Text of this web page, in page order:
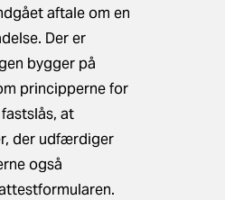
aftale om en
Der er
bygger på
principperne for
at
der udfærdiger
også